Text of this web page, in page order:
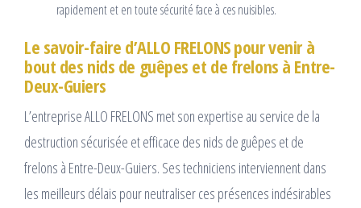
rapidement et en toute sécurité face à ces nuisibles.
Le savoir-faire d’ALLO FRELONS pour venir à
bout des nids de guêpes et de frelons à Entre-
Deux-Guiers
L’entreprise ALLO FRELONS met son expertise au service de la
destruction sécurisée et efficace des nids de guêpes et de
frelons à Entre-Deux-Guiers. Ses techniciens interviennent dans
les meilleurs délais pour neutraliser ces présences indésirables